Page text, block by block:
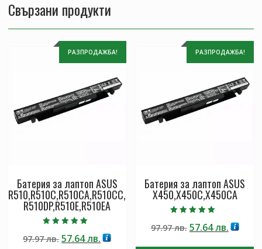
Свързани продукти
РАЗПРОДАЖБА!
Батерия за лаптоп ASUS
R510,R510C,R510CA,R510CC,
R510DP,R510E,R510EA
5.00
от 5
97.97лв.Original
57.64лв.Текущата
РАЗПРОДАЖБА!
Батерия за лаптоп ASUS
X450,X450C,X450CA
5.00
от 5
97.97лв. Original
57.64лв.